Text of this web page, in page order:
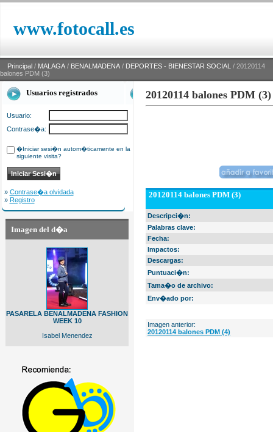
www.fotocall.es
Principal / MALAGA / BENALMADENA / DEPORTES - BIENESTAR SOCIAL / 20120114
balones PDM (3)
Usuarios registrados
Usuario:
Contrase�a:
�Iniciar sesi�n autom�ticamente en la
siguiente visita?
» Contrase�a olvidada
» Registro
Imagen del d�a
PASARELA BENALMADENA FASHION
WEEK 10
Isabel Menendez
20120114 balones PDM (3)
20120114 balones PDM (3)
Descripci�n:
Palabras clave:
Fecha:
Impactos:
Descargas:
Puntuaci�n:
Tama�o de archivo:
Env�ado por:
Imagen anterior:
20120114 balones PDM (4)